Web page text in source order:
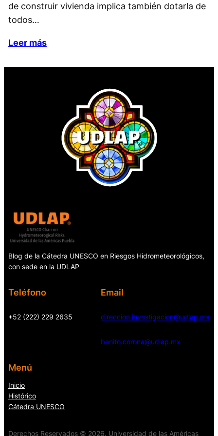
de construir vivienda implica también dotarla de
todos…
Leer más
Blog de la Cátedra UNESCO en Riesgos Hidrometeorológicos,
con sede en la UDLAP
Teléfono
+52 (222) 229 2635
Email
direccion.investigacion@udlap.mx
benito.corona@udlap.mx
Menú
Inicio
Histórico
Cátedra UNESCO
Derechos Reservados © 2026. Universidad de las Américas